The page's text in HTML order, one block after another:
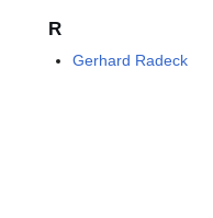
R
Gerhard Radeck